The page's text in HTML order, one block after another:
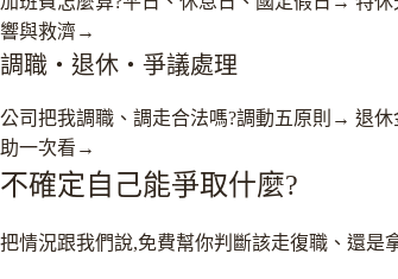
響與救濟→
調職・退休・爭議處理
公司把我調職、調走合法嗎?調動五原則 → 退休
助一次看 →
不確定自己能爭取什麼?
把情況跟我們說,免費幫你判斷該走復職、還是